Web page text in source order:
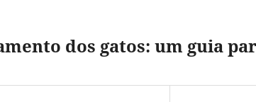
dos gatos: um guia